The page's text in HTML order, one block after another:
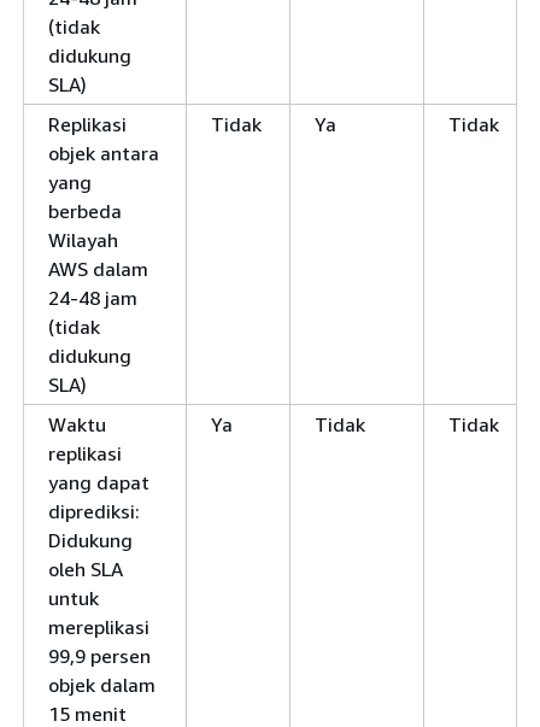
(tidak
didukung
SLA)
Replikasi
objek antara
yang
berbeda
Wilayah
AWS dalam
24-48 jam
(tidak
didukung
SLA)
Tidak Ya Tidak
Waktu
replikasi
yang dapat
diprediksi:
Didukung
oleh SLA
untuk
mereplikasi
99,9 persen
objek dalam
15 menit
Ya Tidak Tidak